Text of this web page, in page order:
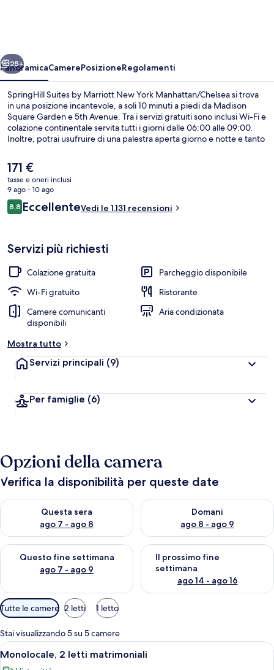
York
Manhattan/Chelsea
Avanti
25+
PanoramicaCamerePosizioneRegolamenti
SpringHill Suites by Marriott New York Manhattan/Chelsea si trova
in una posizione incantevole, a soli 10 minuti a piedi da Madison
Square Garden e 5th Avenue. Tra i servizi gratuiti sono inclusi Wi-Fi e
colazione continentale servita tutti i giorni dalle 06:00 alle 09:00.
Inoltre, potrai usufruire di una palestra aperta giorno e notte e tanto
si trovano a soli 10 minuti a piedi. Le recensioni dei viaggiatori
menzionano il personale gentile e la colazione. Usare i mezzi pubblici
è facilissimo: Stazione di 28 St. (7th Av.) si trova a pochi minuti di
distanza, mentre Stazione di 28 St. (Broadway) è a 4 min a piedi.
Il
prezzo
attuale
è
171 €
171 €
tasse e oneri inclusi
9 ago - 10 ago
Recensioni
8,88,8 su 10
EccellenteVedi le 1.131 recensioni
Servizi più richiesti
Colazione gratuita
Parcheggio disponibile
Wi-Fi gratuito
Ristorante
Camere comunicanti
disponibili
Aria condizionata
Mostra tutto
Servizi principali (9)
Per famiglie (6)
Opzioni della camera
Verifica la disponibilità per queste date
Questa sera
ago 7 - ago 8
Verifica la disponibilità per questa sera, ago 7 - ago 8
Domani
ago 8 - ago 9
Verifica la disponibilità per
Questo fine settimana
ago 7 - ago 9
Verifica la disponibilità per questo fine settimana, ago 7 - ago
Il prossimo fine
settimana
ago 14 - ago 16
Verifica la disponibilità per il
Filtri
disponibili
per
le
camere
Tutte le camere 2 letti 1 letto
Stai visualizzando 5 su 5 camere
Apri
tutte
Una cassaforte in camera, una
7
Monolocale, 2 letti matrimoniali